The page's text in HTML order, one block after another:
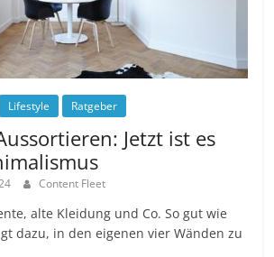
Lifestyle Ratgeber
Jetzt ist es
Content Fleet
alte Kleidung und Co. So gut wie
dazu, in den eigenen vier Wänden zu